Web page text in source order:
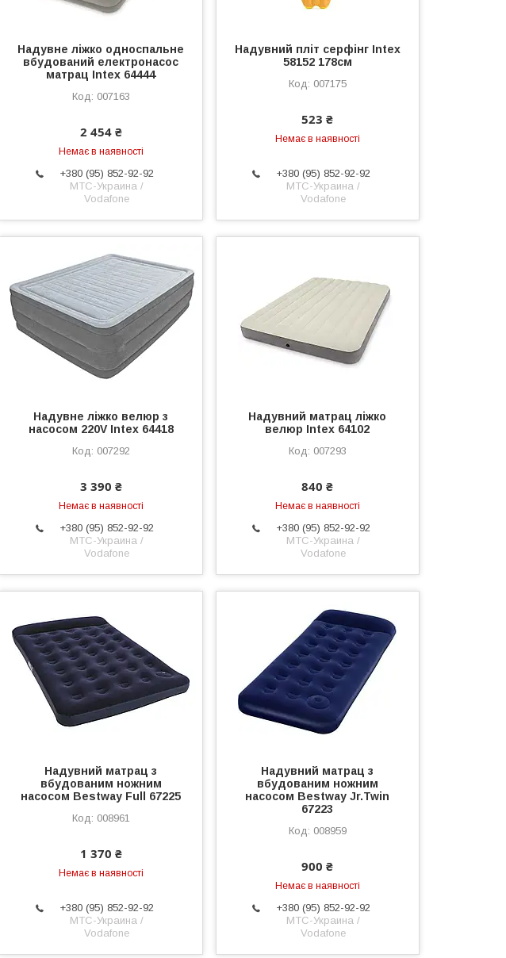
Надувне ліжко односпальне
вбудований електронасос
матрац Intex 64444
007163
2 454 ₴
Немає в наявності
+380 (95) 852-92-92
МТС-Украина /
Vodafone
Надувний пліт серфінг Intex
58152 178см
007175
523 ₴
Немає в наявності
+380 (95) 852-92-92
МТС-Украина /
Vodafone
Надувне ліжко велюр з
насосом 220V Intex 64418
007292
3 390 ₴
Немає в наявності
+380 (95) 852-92-92
МТС-Украина /
Vodafone
Надувний матрац ліжко
велюр Intex 64102
007293
840 ₴
Немає в наявності
+380 (95) 852-92-92
МТС-Украина /
Vodafone
Надувний матрац з
вбудованим ножним
насосом Bestway Full 67225
008961
1 370 ₴
Немає в наявності
+380 (95) 852-92-92
МТС-Украина /
Vodafone
Надувний матрац з
вбудованим ножним
насосом Bestway Jr.Twin
67223
008959
900 ₴
Немає в наявності
+380 (95) 852-92-92
МТС-Украина /
Vodafone